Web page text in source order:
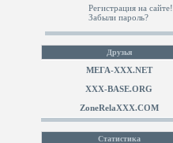
Регистрация на сайте!
Забыли пароль?
Друзья
МЕГА-ХХХ.NET
XXX-BASE.ORG
ZoneRelaXXX.COM
Статистика